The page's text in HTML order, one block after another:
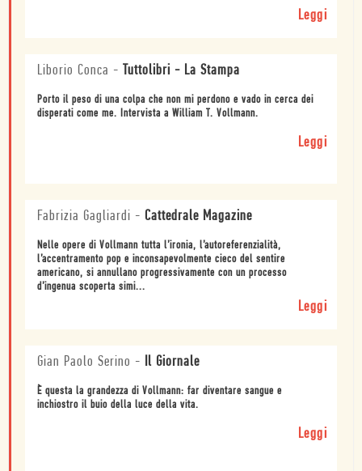
Leggi
Liborio Conca - Tuttolibri - La Stampa
Porto il peso di una colpa che non mi perdono e vado in cerca dei
disperati come me. Intervista a William T. Vollmann.
Leggi
Fabrizia Gagliardi - Cattedrale Magazine
Nelle opere di Vollmann tutta l’ironia, l’autoreferenzialità,
l’accentramento pop e inconsapevolmente cieco del sentire
americano, si annullano progressivamente con un processo
d’ingenua scoperta simi...
Leggi
Gian Paolo Serino - Il Giornale
È questa la grandezza di Vollmann: far diventare sangue e
inchiostro il buio della luce della vita.
Leggi